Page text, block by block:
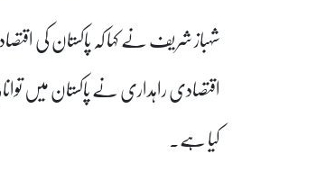
شہباز شریف نے کہا کہ پاکستان کی
اقتصادی راہداری نے پاکستان میں
کیا ہے۔